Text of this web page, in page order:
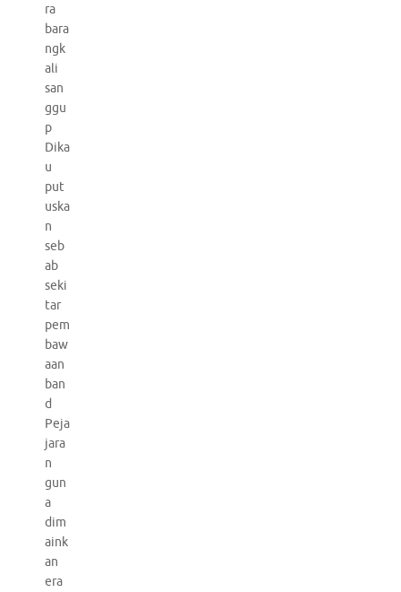
ra
bara
ngk
ali
san
ggu
p
Dika
u
put
uska
n
seb
ab
seki
tar
pem
baw
aan
ban
d
Peja
jara
n
gun
a
dim
aink
an
era